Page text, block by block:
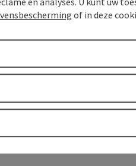
of in deze